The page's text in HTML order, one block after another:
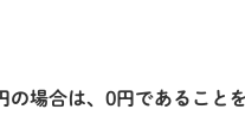
の場合は、0円であること